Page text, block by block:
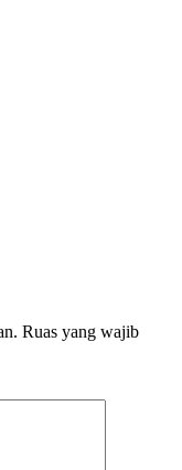
Ruas yang wajib